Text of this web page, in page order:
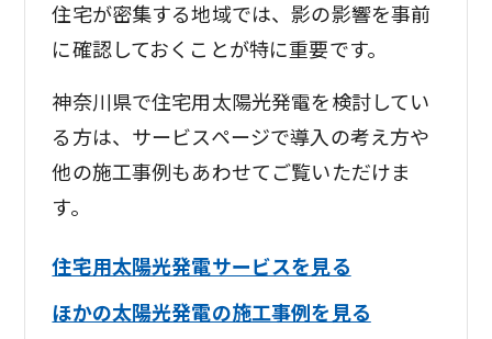
住宅が密集する地域では、影の影響を事前
に確認しておくことが特に重要です。
神奈川県で住宅用太陽光発電を検討してい
る方は、サービスページで導入の考え方や
他の施工事例もあわせてご覧いただけま
す。
住宅用太陽光発電サービスを見る
ほかの太陽光発電の施工事例を見る